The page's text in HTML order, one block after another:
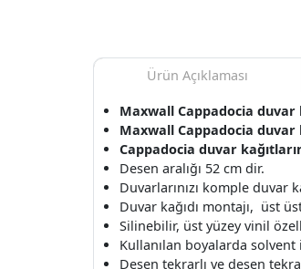
Ürün Açıklaması
Maxwall Cappadocia
Maxwall Cappadocia duvar
Cappadocia duvar
Desen aralığı 52 cm dir.
Duvarlarınızı komple duvar
Duvar kağıdı montajı, üst
Silinebilir, üst yüzey vinil
Kullanılan boyalarda
Desen tekrarlı ve desen